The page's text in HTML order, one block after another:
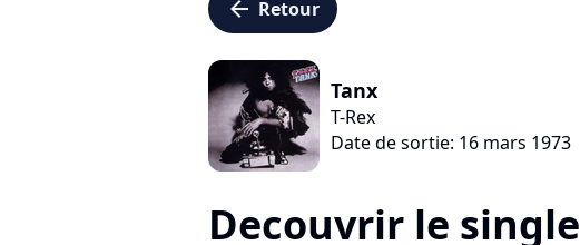
arrow_left Retour
Tanx
T-Rex
Date de sortie: 16 mars 1973
Decouvrir le single